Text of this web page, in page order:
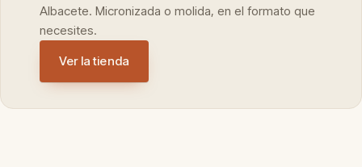
Albacete. Micronizada o molida, en el formato que
necesites.
Ver la tienda